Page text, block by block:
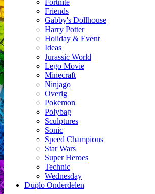
Fortnite
Friends
Gabby's Dollhouse
Harry Potter
Holiday & Event
Ideas
Jurassic World
Lego Movie
Minecraft
Ninjago
Overig
Pokemon
Polybag
Sculptures
Sonic
Speed Champions
Star Wars
Super Heroes
Technic
Wednesday
Duplo Onderdelen